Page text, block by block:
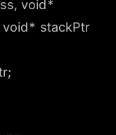
void*
void* stackPtr